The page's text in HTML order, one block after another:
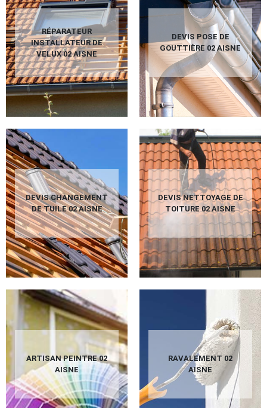
RÉPARATEUR
INSTALLATEUR DE
VELUX 02 AISNE
DEVIS POSE DE
GOUTTIÈRE 02 AISNE
DEVIS CHANGEMENT
DE TUILE 02 AISNE
DEVIS NETTOYAGE DE
TOITURE 02 AISNE
ARTISAN PEINTRE 02
AISNE
RAVALEMENT 02
AISNE